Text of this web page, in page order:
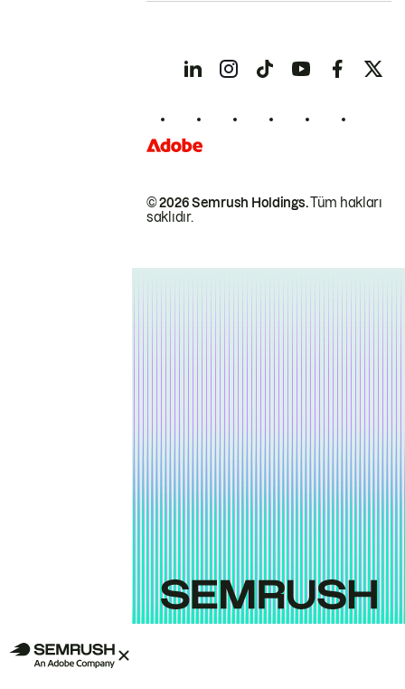
© 2026 Semrush Holdings.Tüm hakları
saklıdır.